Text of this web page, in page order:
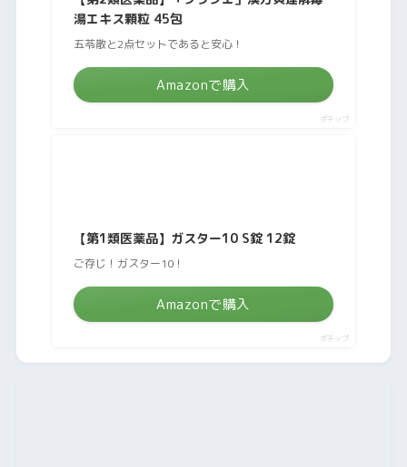
湯エキス顆粒 45包
五苓散と2点セットであると安心！
Amazonで購入
ポチップ
【第1類医薬品】ガスター10 S錠 12錠
ご存じ！ガスター10！
Amazonで購入
ポチップ